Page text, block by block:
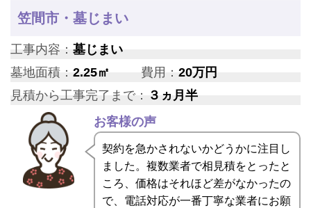
笠間市・墓じまい
工事内容： 墓じまい
墓地面積： 2.25㎡ 費用：20万円
見積から工事完了まで： ３ヵ月半
お客様の声
契約を急かされないかどうかに注目し
ました。複数業者で相見積をとったと
ころ、価格はそれほど差がなかったの
で、電話対応が一番丁寧な業者にお願